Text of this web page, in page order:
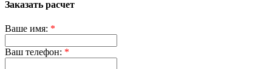
Заказать расчет
Ваше имя: *
Ваш телефон: *